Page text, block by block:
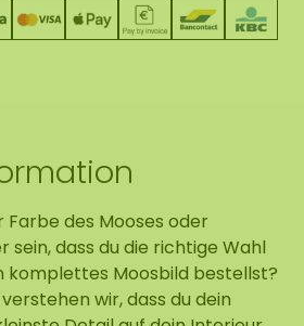
Farbe des Mooses oder
sein, dass du die richtige Wahl
komplettes Moosbild bestellst?
wir, dass du dein